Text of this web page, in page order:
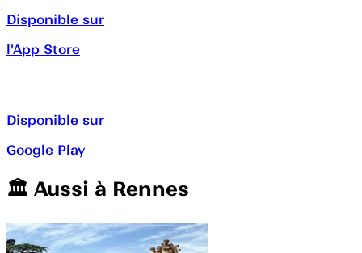
Disponible sur
l'App Store
Disponible sur
Google Play
🏛️️ Aussi à Rennes